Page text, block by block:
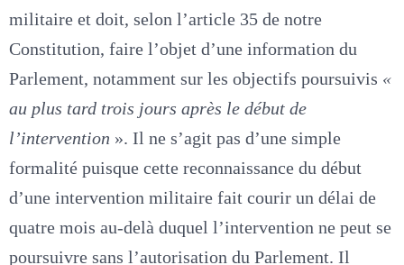
militaire et doit, selon l’article 35 de notre
Constitution, faire l’objet d’une information du
Parlement, notamment sur les objectifs poursuivis «
au plus tard trois jours après le début de
l’intervention ». Il ne s’agit pas d’une simple
formalité puisque cette reconnaissance du début
d’une intervention militaire fait courir un délai de
quatre mois au-delà duquel l’intervention ne peut se
poursuivre sans l’autorisation du Parlement. Il